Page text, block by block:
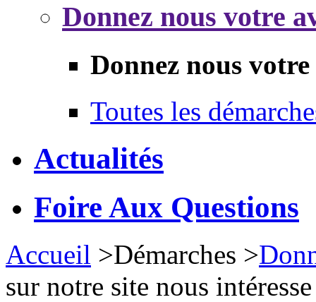
Donnez nous votre
Donnez nous
Toutes les
Actualités
Foire Aux Questions
Accueil >Démarches >
sur notre site nous